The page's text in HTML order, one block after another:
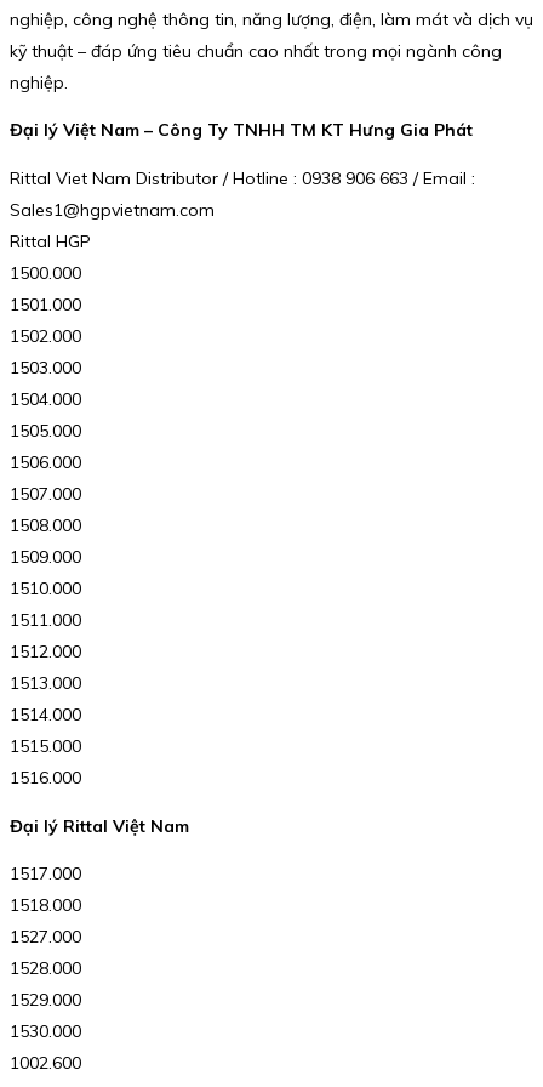
nghiệp, công nghệ thông tin, năng lượng, điện, làm mát và dịch vụ
kỹ thuật – đáp ứng tiêu chuẩn cao nhất trong mọi ngành công
nghiệp.
Đại lý Việt Nam – Công Ty TNHH TM KT Hưng Gia Phát
Rittal Viet Nam Distributor / Hotline : 0938 906 663 / Email :
Sales1@hgpvietnam.com
Rittal HGP
1500.000
1501.000
1502.000
1503.000
1504.000
1505.000
1506.000
1507.000
1508.000
1509.000
1510.000
1511.000
1512.000
1513.000
1514.000
1515.000
1516.000
Đại lý Rittal Việt Nam
1517.000
1518.000
1527.000
1528.000
1529.000
1530.000
1002.600